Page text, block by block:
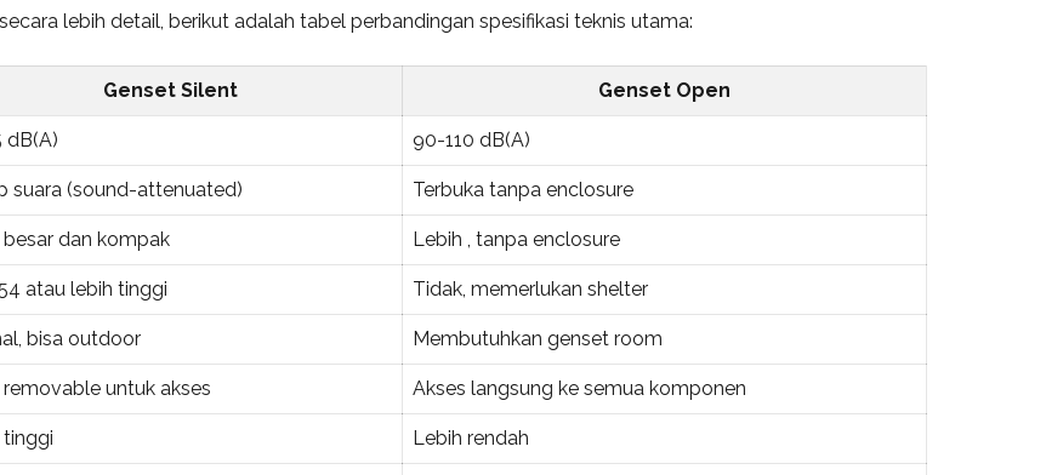
lebih detail, berikut adalah tabel perbandingan spesifikasi teknis utama:
Genset Silent Genset Open
dB(A) 90-110 dB(A)
suara (sound-attenuated) Terbuka tanpa enclosure
besar dan kompak Lebih , tanpa enclosure
atau lebih tinggi Tidak, memerlukan shelter
bisa outdoor Membutuhkan genset room
removable untuk akses Akses langsung ke semua komponen
tinggi Lebih rendah